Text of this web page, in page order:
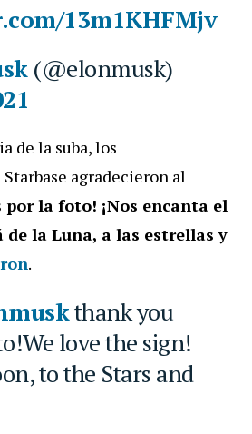
13m1KHFMjv
(@elonmusk)
de la suba, los
agradecieron al
por la foto! ¡Nos encanta el
de la Luna, a las estrellas y
.
thank you
love the sign!
to the Stars and